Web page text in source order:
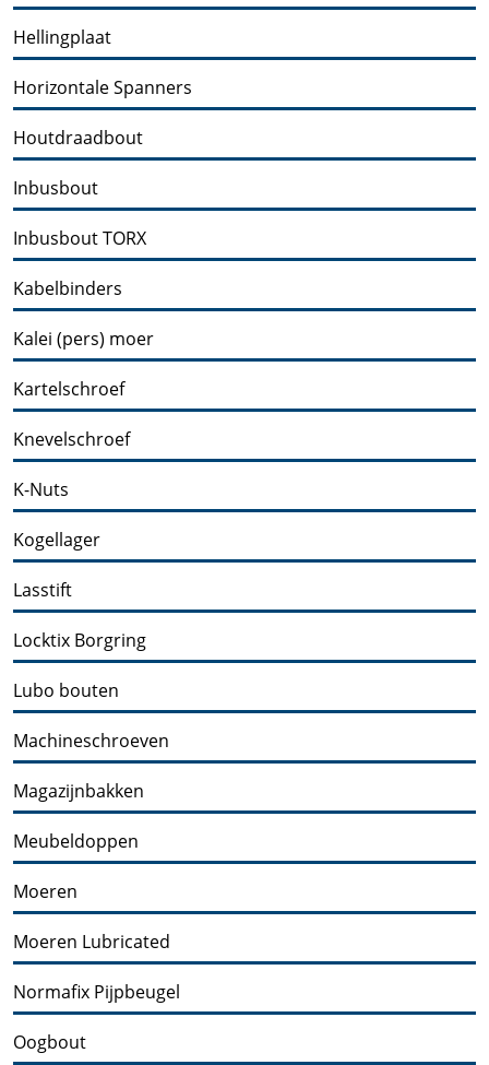
Hellingplaat
Horizontale Spanners
Houtdraadbout
Inbusbout
Inbusbout TORX
Kabelbinders
Kalei (pers) moer
Kartelschroef
Knevelschroef
K-Nuts
Kogellager
Lasstift
Locktix Borgring
Lubo bouten
Machineschroeven
Magazijnbakken
Meubeldoppen
Moeren
Moeren Lubricated
Normafix Pijpbeugel
Oogbout